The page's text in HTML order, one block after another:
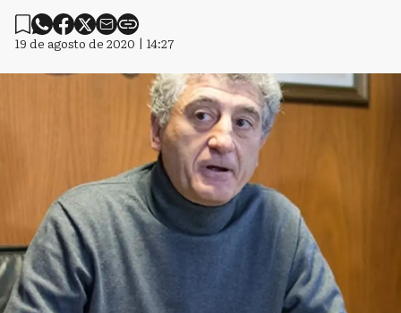
19 de agosto de 2020 | 14:27